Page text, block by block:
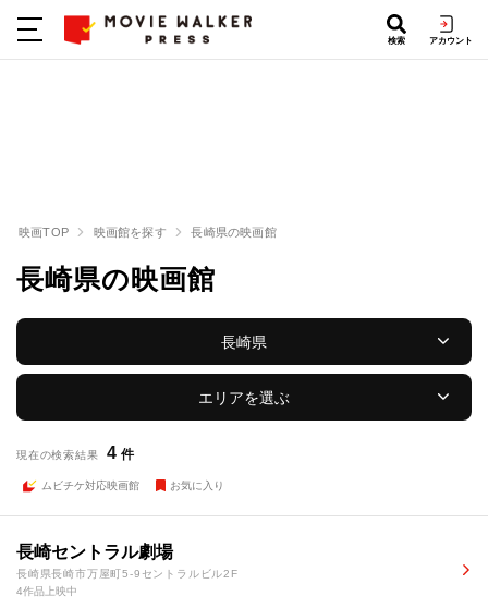
検索 アカウント
映画TOP 映画館を探す 長崎県の映画館
長崎県の映画館
長崎県
エリアを選ぶ
現在の検索結果 4 件
ムビチケ対応映画館 お気に入り
長崎セントラル劇場
長崎県長崎市万屋町5-9セントラルビル2F
4作品上映中